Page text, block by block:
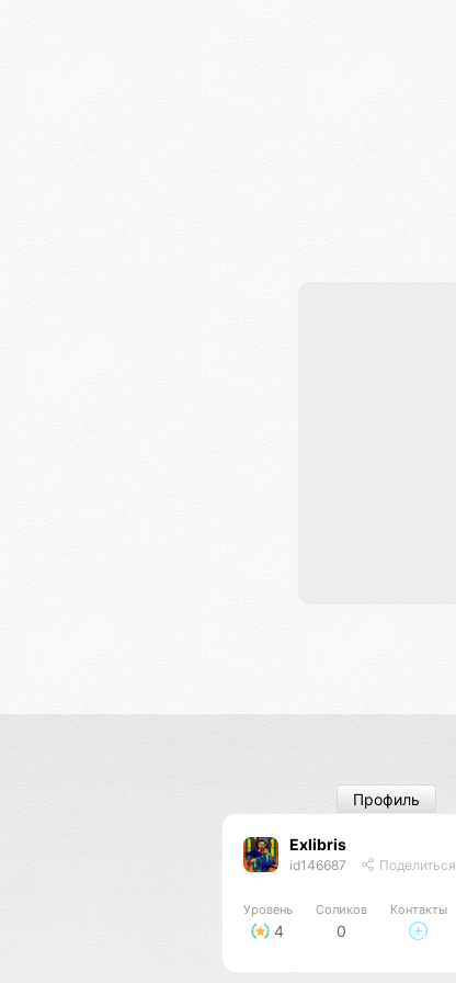
Exlibris
id146687 Поделиться
Уровень
4
Соликов
0
Контакты
Профиль